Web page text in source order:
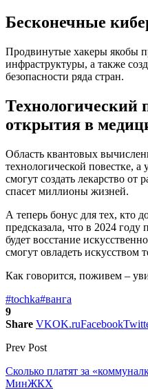
Бесконечные
Продвинутые хакеры якобы
инфраструктуры, а также
безопасности ряда стран.
открытия в
Область квантовых
технологической повестке,
смогут создать лекарство от
спасет миллионы жизней.
А теперь бонус для тех, кто
предсказала, что в 2024
будет восстание
смогут овладеть искусством
Как говорится, поживем –
#tochka#ванга
9
Share VKOK.ruFacebook
Prev Post
Сколько платят за
МинЖКХ